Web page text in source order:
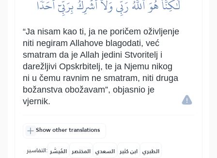
لَّٰكِنَّا۠ هُوَ ٱللَّهُ رَبِّي وَلَآ أُشۡرِكُ بِرَبِّيٓ أَحَدٗا
“Ja nisam kao ti, ja ne poričem oživljenje
niti negiram Allahove blagodati, već
smatram da je Allah jedini Stvoritelj i
darežljivi Opskrbitelj, te ja Njemu nikog
ni u čemu ravnim ne smatram, niti druga
božanstva obožavam”, objasnio je
vjernik.
Show other translations
التفاسير: المُيسَّر المختصر السعدي ابن كثير الطبري